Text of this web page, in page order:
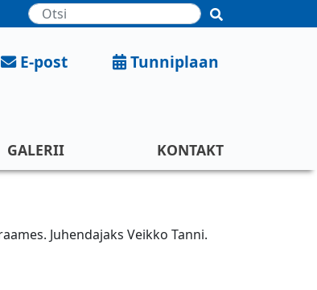
E-post
Tunniplaan
GALERII KONTAKT
Juhendajaks Veikko Tanni.